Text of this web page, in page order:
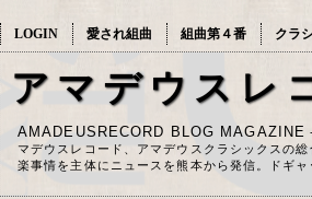
LOGIN 愛され組曲 組曲第４番 クラ
アマデウスレ
AMADEUSRECORD BLOG MAGAZINE
マデウスレコード、アマデウスクラシックスの
楽事情を主体にニュースを熊本から発信。ドギ